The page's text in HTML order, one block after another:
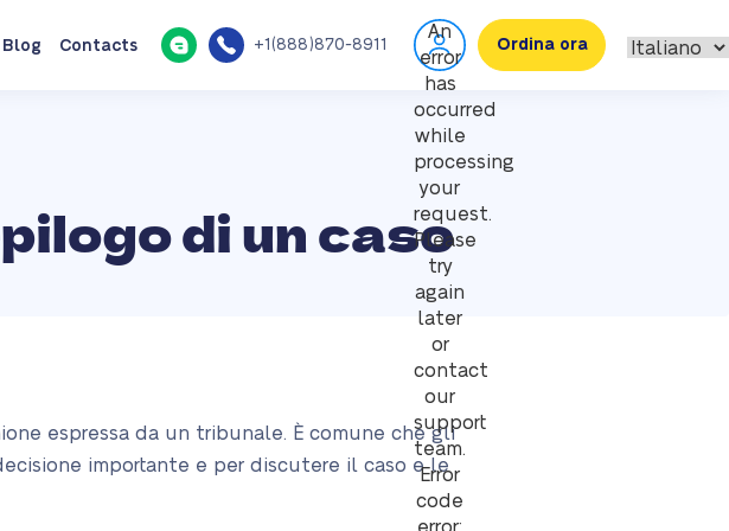
Blog Contacts +1(888)870-8911
An
error
has
occurred
while
processing
your
request.
Please
try
again
later
or
contact
our
support
team.
Error
code
Ordina ora
di un caso
espressa da un tribunale. È comune che gli
importante e per discutere il caso e le